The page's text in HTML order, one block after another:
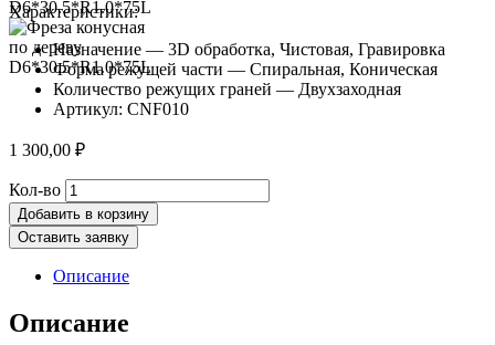
Характеристики:
Назначение — 3D обработка, Чистовая, Гравировка
Форма режущей части — Спиральная, Коническая
Количество режущих граней — Двухзаходная
Артикул: CNF010
1 300,00 ₽
Кол-во Количество
товара
Фреза
конусная
дереву
Добавить в корзину
Оставить заявку
Описание
Описание